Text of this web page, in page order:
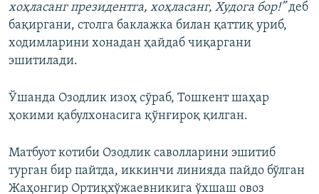
хоҳласанг президентга, хоҳласанг, Худога бор!”деб
бақиргани, столга баклажка билан қаттиқ уриб,
ходимларини хонадан ҳайдаб чиқаргани
эшитилади.
Ўшанда Озодлик изоҳ сўраб, Тошкент шаҳар
ҳокими қабулхонасига қўнғироқ қилган.
Матбуот котиби Озодлик саволларини эшитиб
турган бир пайтда, иккинчи линияда пайдо бўлган
Жаҳонгир Ортиқхўжаевникига ўхшаш овоз